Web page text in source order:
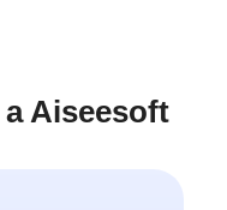
Aiseesoft